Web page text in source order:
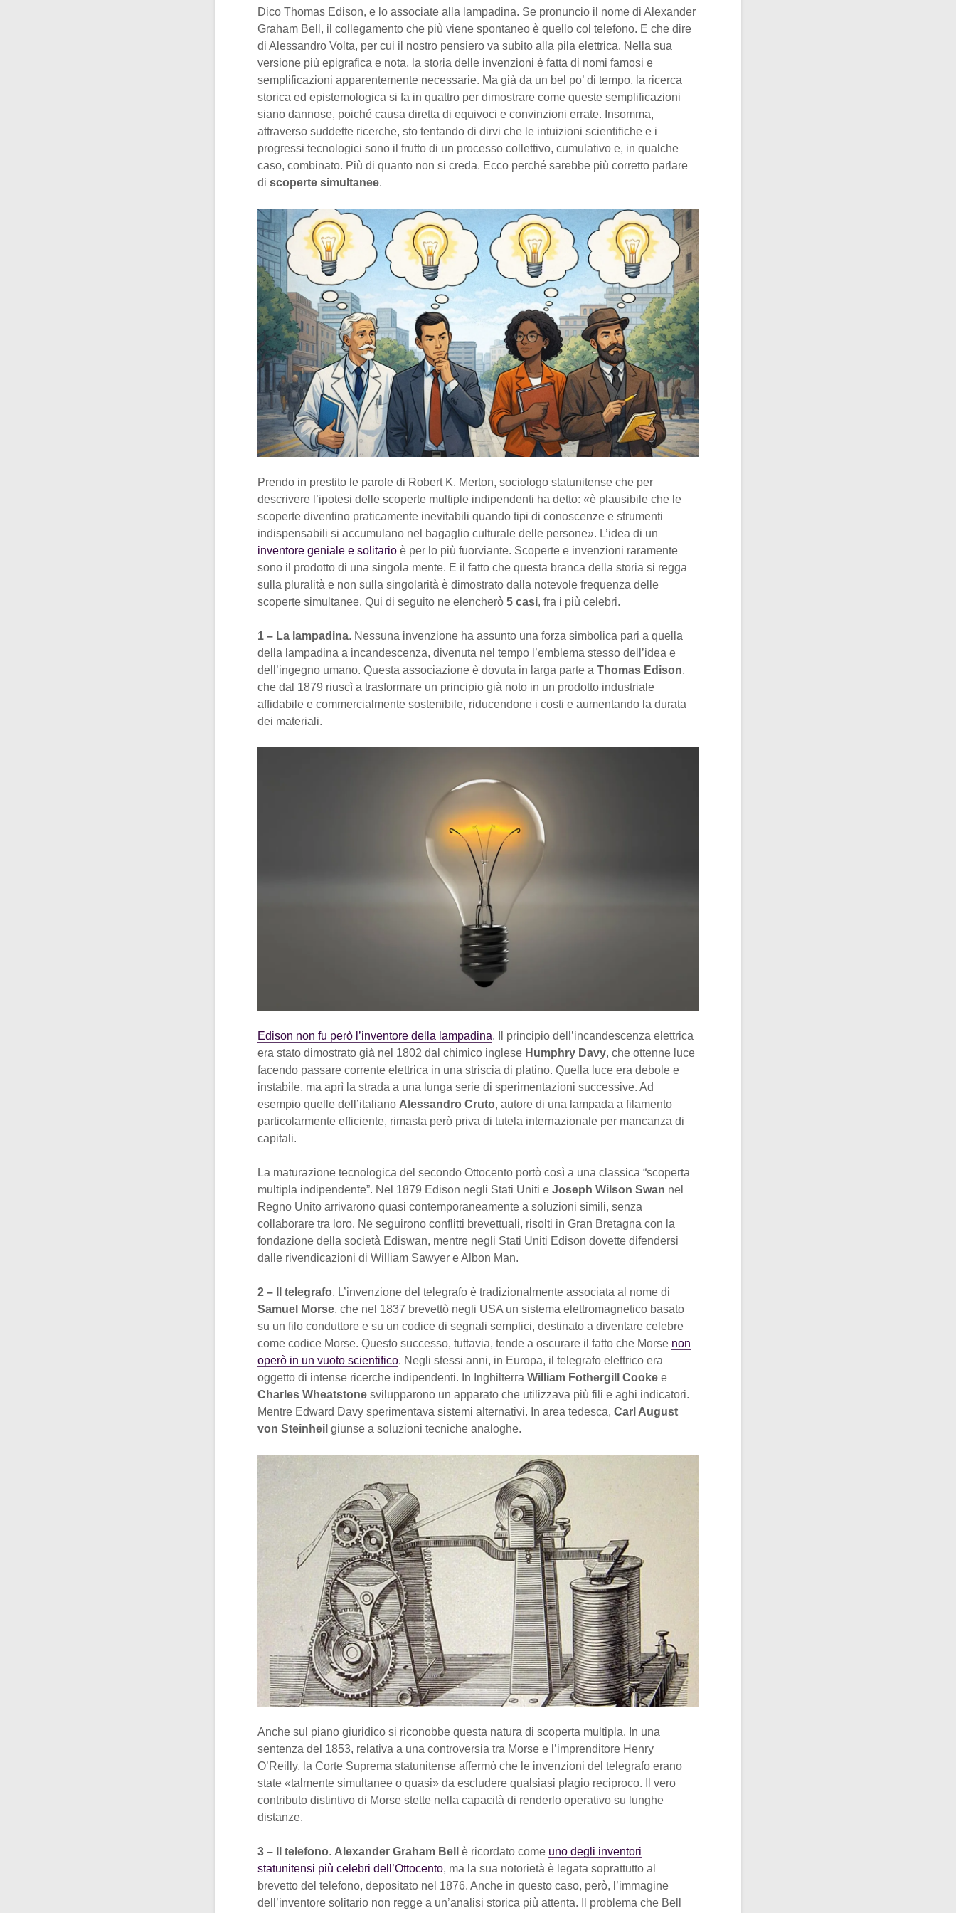
Dico Thomas Edison, e lo associate alla lampadina. Se pronuncio il nome di Alexander
Graham Bell, il collegamento che più viene spontaneo è quello col telefono. E che dire
di Alessandro Volta, per cui il nostro pensiero va subito alla pila elettrica. Nella sua
versione più epigrafica e nota, la storia delle invenzioni è fatta di nomi famosi e
semplificazioni apparentemente necessarie. Ma già da un bel po’ di tempo, la ricerca
storica ed epistemologica si fa in quattro per dimostrare come queste semplificazioni
siano dannose, poiché causa diretta di equivoci e convinzioni errate. Insomma,
attraverso suddette ricerche, sto tentando di dirvi che le intuizioni scientifiche e i
progressi tecnologici sono il frutto di un processo collettivo, cumulativo e, in qualche
caso, combinato. Più di quanto non si creda. Ecco perché sarebbe più corretto parlare
di scoperte simultanee.
Prendo in prestito le parole di Robert K. Merton, sociologo statunitense che per
descrivere l’ipotesi delle scoperte multiple indipendenti ha detto: «è plausibile che le
scoperte diventino praticamente inevitabili quando tipi di conoscenze e strumenti
indispensabili si accumulano nel bagaglio culturale delle persone». L’idea di un
inventore geniale e solitario è per lo più fuorviante. Scoperte e invenzioni raramente
sono il prodotto di una singola mente. E il fatto che questa branca della storia si regga
sulla pluralità e non sulla singolarità è dimostrato dalla notevole frequenza delle
scoperte simultanee. Qui di seguito ne elencherò 5 casi, fra i più celebri.
1 – La lampadina. Nessuna invenzione ha assunto una forza simbolica pari a quella
della lampadina a incandescenza, divenuta nel tempo l’emblema stesso dell’idea e
dell’ingegno umano. Questa associazione è dovuta in larga parte a Thomas Edison,
che dal 1879 riuscì a trasformare un principio già noto in un prodotto industriale
affidabile e commercialmente sostenibile, riducendone i costi e aumentando la durata
dei materiali.
Edison non fu però l’inventore della lampadina. Il principio dell’incandescenza elettrica
era stato dimostrato già nel 1802 dal chimico inglese Humphry Davy, che ottenne luce
facendo passare corrente elettrica in una striscia di platino. Quella luce era debole e
instabile, ma aprì la strada a una lunga serie di sperimentazioni successive. Ad
esempio quelle dell’italiano Alessandro Cruto, autore di una lampada a filamento
particolarmente efficiente, rimasta però priva di tutela internazionale per mancanza di
capitali.
La maturazione tecnologica del secondo Ottocento portò così a una classica “scoperta
multipla indipendente”. Nel 1879 Edison negli Stati Uniti e Joseph Wilson Swan nel
Regno Unito arrivarono quasi contemporaneamente a soluzioni simili, senza
collaborare tra loro. Ne seguirono conflitti brevettuali, risolti in Gran Bretagna con la
fondazione della società Ediswan, mentre negli Stati Uniti Edison dovette difendersi
dalle rivendicazioni di William Sawyer e Albon Man.
2 – Il telegrafo. L’invenzione del telegrafo è tradizionalmente associata al nome di
Samuel Morse, che nel 1837 brevettò negli USA un sistema elettromagnetico basato
su un filo conduttore e su un codice di segnali semplici, destinato a diventare celebre
come codice Morse. Questo successo, tuttavia, tende a oscurare il fatto che Morse non
operò in un vuoto scientifico. Negli stessi anni, in Europa, il telegrafo elettrico era
oggetto di intense ricerche indipendenti. In Inghilterra William Fothergill Cooke e
Charles Wheatstone svilupparono un apparato che utilizzava più fili e aghi indicatori.
Mentre Edward Davy sperimentava sistemi alternativi. In area tedesca, Carl August
von Steinheil giunse a soluzioni tecniche analoghe.
Anche sul piano giuridico si riconobbe questa natura di scoperta multipla. In una
sentenza del 1853, relativa a una controversia tra Morse e l’imprenditore Henry
O’Reilly, la Corte Suprema statunitense affermò che le invenzioni del telegrafo erano
state «talmente simultanee o quasi» da escludere qualsiasi plagio reciproco. Il vero
contributo distintivo di Morse stette nella capacità di renderlo operativo su lunghe
distanze.
3 – Il telefono. Alexander Graham Bell è ricordato come uno degli inventori
statunitensi più celebri dell’Ottocento, ma la sua notorietà è legata soprattutto al
brevetto del telefono, depositato nel 1876. Anche in questo caso, però, l’immagine
dell’inventore solitario non regge a un’analisi storica più attenta. Il problema che Bell